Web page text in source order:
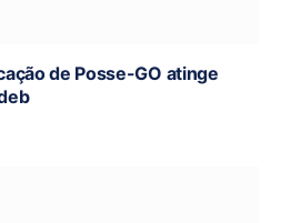
de Posse-GO atinge